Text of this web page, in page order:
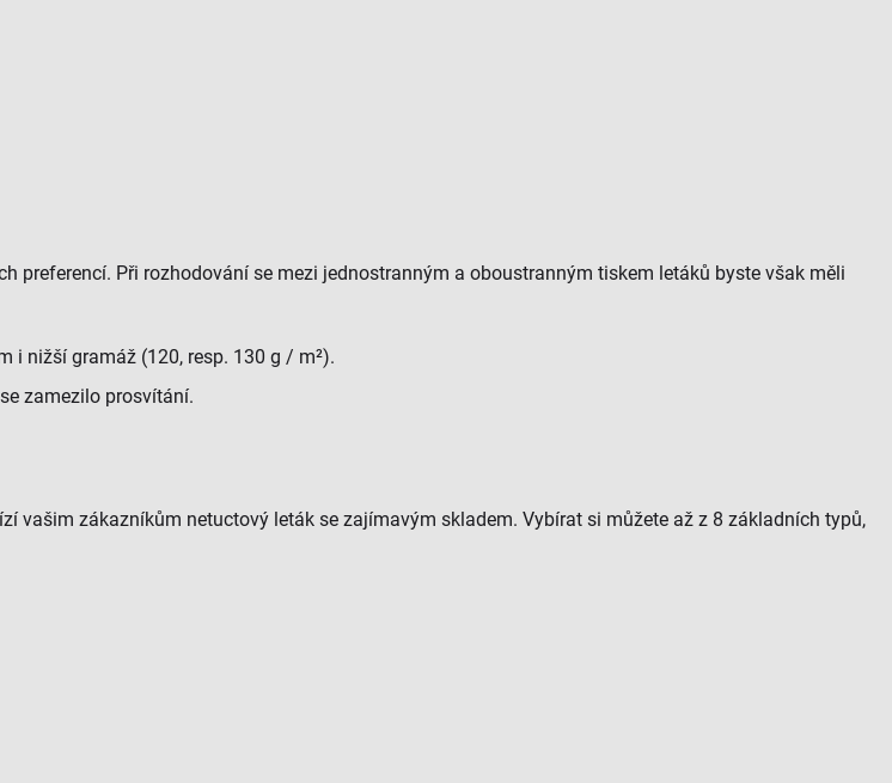
preferencí. Při rozhodování se mezi jednostranným a oboustranným tiskem letáků byste však měli
i nižší gramáž (120, resp. 130 g / m²).
zamezilo prosvítání.
vašim zákazníkům netuctový leták se zajímavým skladem. Vybírat si můžete až z 8 základních typů,